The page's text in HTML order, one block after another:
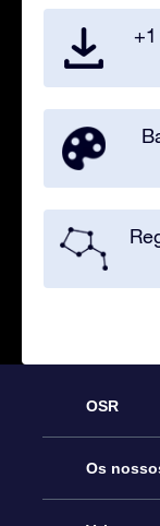
OSR
Serviço
Os